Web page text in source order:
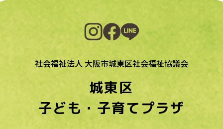
一覧に戻る
社会福祉法人 大阪市城東区社会福祉協議会
城東区
子ども・子育てプラザ